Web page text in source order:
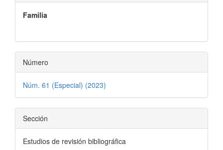
principal
del
artículo
Familia
Número
Núm. 61 (Especial) (2023)
Sección
Estudios de revisión bibliográfica